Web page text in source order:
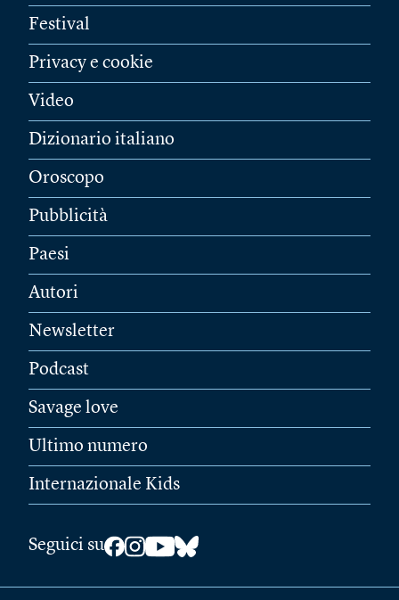
Festival
Privacy e cookie
Video
Dizionario italiano
Oroscopo
Pubblicità
Paesi
Autori
Newsletter
Podcast
Savage love
Ultimo numero
Internazionale Kids
Seguici su